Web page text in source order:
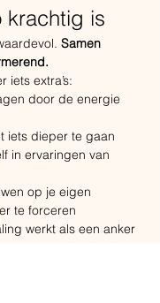
krachtig is
Samen
iets extra’s:
door de energie
iets dieper te gaan
in ervaringen van
op je eigen
te forceren
werkt als een anker
om te landen, los